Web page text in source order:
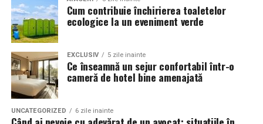
cu MAGNETIC MEDIA PRODUCTIONS. Producător
executiv: Adela Mara. Manager producție: Iulia Cezara
Roșu
Casting: ELEPHANT MEDIA
Realizat cu sprijinul:
Co-finanțatori:C&C HOUSE RESIDENCE, S&I BEST
Ghidul este disponibil public și poate fi consultat aici:
👉https://eyes-shut.forzajuniorcostuleni.ro/guidebook
Ghidul se adresează organizațiilor culturale,
educatorilor, artiștilor, lucrătorilor de tineret și
actorilor comunitari care doresc să dezvolte inițiative
incluzive, oferind exemple concrete, explicații
metodologice și recomandări practice pentru
Cum contribuie închirierea toaletelor
ecologice la un eveniment verde
EXCLUSIV 5 zile inainte
Ce înseamnă un sejur confortabil într-o
cameră de hotel bine amenajată
UNCATEGORIZED 6 zile inainte